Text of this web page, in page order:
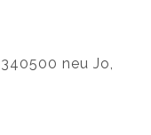
neu Jo,